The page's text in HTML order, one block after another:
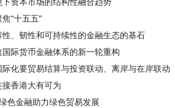
“十五五”
、韧性和可持续性的金融生态的基石
际货币金融体系的新一轮重构
化要贸易结算与投资联动、离岸与在岸联动
香港大有可为
色金融助力绿色贸易发展